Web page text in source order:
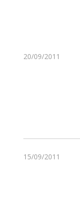
20/09/2011
15/09/2011